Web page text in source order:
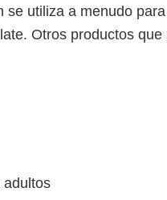
utiliza a menudo
Otros productos
adultos